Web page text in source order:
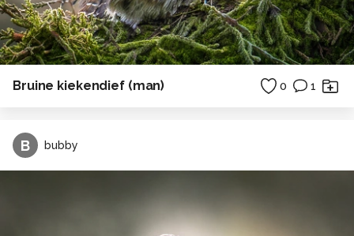
Bruine kiekendief (man) 0 1
B bubby